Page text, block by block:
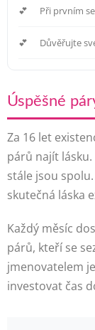
Při prvním
Důvěřujte
Úspěšné
Za 16 let
párů najít
stále jsou
skutečná láska
Každý měsíc
párů, kteří se
jmenovatelem
investovat čas